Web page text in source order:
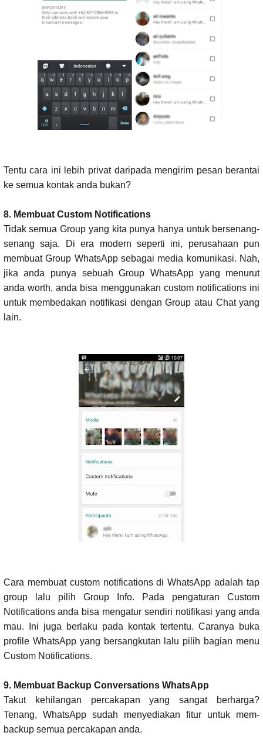
Tentu cara ini lebih privat daripada mengirim pesan berantai
ke semua kontak anda bukan?
8. Membuat Custom Notifications
Tidak semua Group yang kita punya hanya untuk bersenang-
senang saja. Di era modern seperti ini, perusahaan pun
membuat Group WhatsApp sebagai media komunikasi. Nah,
jika anda punya sebuah Group WhatsApp yang menurut
anda worth, anda bisa menggunakan custom notifications ini
untuk membedakan notifikasi dengan Group atau Chat yang
lain.
Cara membuat custom notifications di WhatsApp adalah tap
group lalu pilih Group Info. Pada pengaturan Custom
Notifications anda bisa mengatur sendiri notifikasi yang anda
mau. Ini juga berlaku pada kontak tertentu. Caranya buka
profile WhatsApp yang bersangkutan lalu pilih bagian menu
Custom Notifications.
9. Membuat Backup Conversations WhatsApp
Takut kehilangan percakapan yang sangat berharga?
Tenang, WhatsApp sudah menyediakan fitur untuk mem-
backup semua percakapan anda.